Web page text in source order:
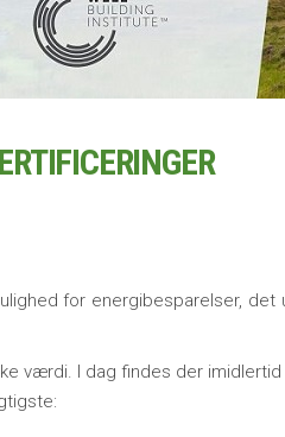
for energibesparelser, det
værdi. I dag findes der